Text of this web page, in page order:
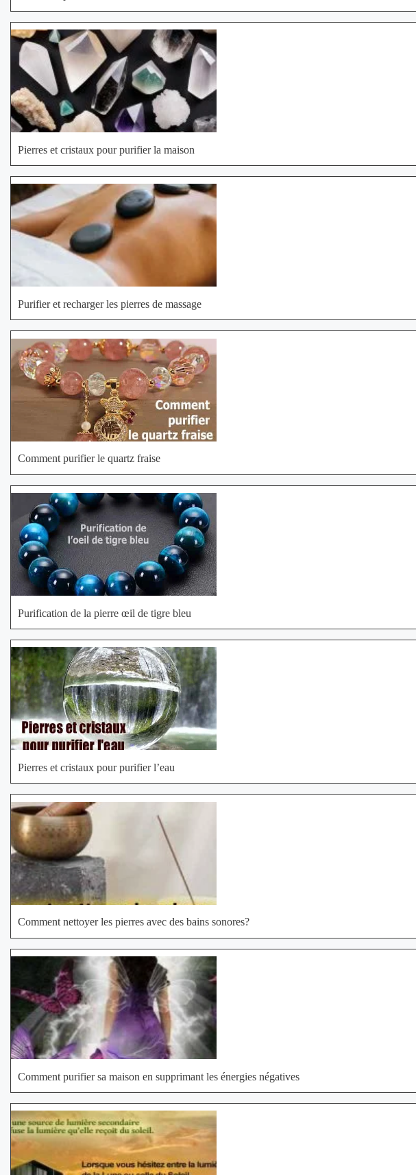
Pierres et cristaux pour purifier la maison
Purifier et recharger les pierres de massage
Comment purifier le quartz fraise
Purification de la pierre œil de tigre bleu
Pierres et cristaux pour purifier l’eau
Comment nettoyer les pierres avec des bains sonores?
Comment purifier sa maison en supprimant les énergies négatives